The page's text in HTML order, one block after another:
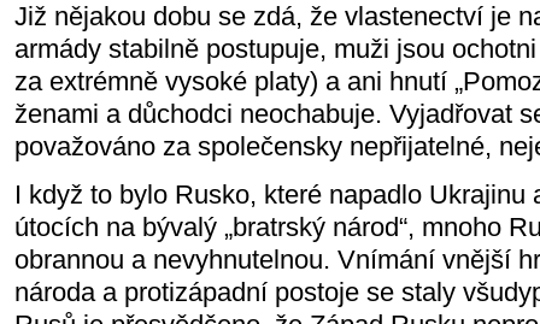
Již nějakou dobu se zdá, že vlastenectví je
armády stabilně postupuje, muži jsou
za extrémně vysoké platy) a ani hnutí
ženami a důchodci neochabuje. Vyjadřovat
považováno za společensky nepřijatelné,
I když to bylo Rusko, které napadlo Ukrajinu
útocích na bývalý „bratrský národ“, mnoho
obrannou a nevyhnutelnou. Vnímání vnější
národa a protizápadní postoje se staly